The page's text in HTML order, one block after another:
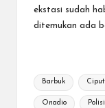
ekstasi sudah
ditemukan ada
Tags:
Barbuk
Onadio Polisi